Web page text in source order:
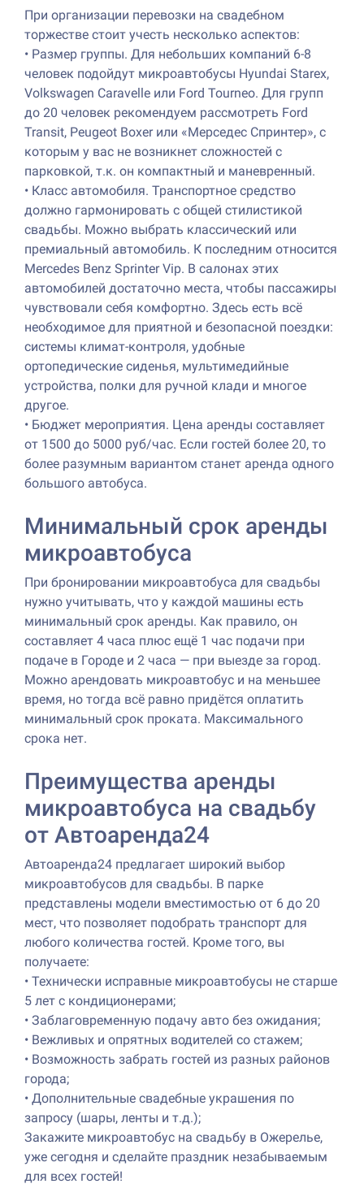
При организации перевозки на свадебном
торжестве стоит учесть несколько аспектов:
• Размер группы. Для небольших компаний 6-8
человек подойдут микроавтобусы Hyundai Starex,
Volkswagen Caravelle или Ford Tourneo. Для групп
до 20 человек рекомендуем рассмотреть Ford
Transit, Peugeot Boxer или «Мерседес Спринтер», с
которым у вас не возникнет сложностей с
парковкой, т.к. он компактный и маневренный.
• Класс автомобиля. Транспортное средство
должно гармонировать с общей стилистикой
свадьбы. Можно выбрать классический или
премиальный автомобиль. К последним относится
Mercedes Benz Sprinter Vip. В салонах этих
автомобилей достаточно места, чтобы пассажиры
чувствовали себя комфортно. Здесь есть всё
необходимое для приятной и безопасной поездки:
системы климат-контроля, удобные
ортопедические сиденья, мультимедийные
устройства, полки для ручной клади и многое
другое.
• Бюджет мероприятия. Цена аренды составляет
от 1500 до 5000 руб/час. Если гостей более 20, то
более разумным вариантом станет аренда одного
большого автобуса.
Минимальный срок аренды
микроавтобуса
При бронировании микроавтобуса для свадьбы
нужно учитывать, что у каждой машины есть
минимальный срок аренды. Как правило, он
составляет 4 часа плюс ещё 1 час подачи при
подаче в Городе и 2 часа — при выезде за город.
Можно арендовать микроавтобус и на меньшее
время, но тогда всё равно придётся оплатить
минимальный срок проката. Максимального
срока нет.
Преимущества аренды
микроавтобуса на свадьбу
от Автоаренда24
Автоаренда24 предлагает широкий выбор
микроавтобусов для свадьбы. В парке
представлены модели вместимостью от 6 до 20
мест, что позволяет подобрать транспорт для
любого количества гостей. Кроме того, вы
получаете:
• Технически исправные микроавтобусы не старше
5 лет с кондиционерами;
• Заблаговременную подачу авто без ожидания;
• Вежливых и опрятных водителей со стажем;
• Возможность забрать гостей из разных районов
города;
• Дополнительные свадебные украшения по
запросу (шары, ленты и т.д.);
Закажите микроавтобус на свадьбу в Ожерелье,
уже сегодня и сделайте праздник незабываемым
для всех гостей!